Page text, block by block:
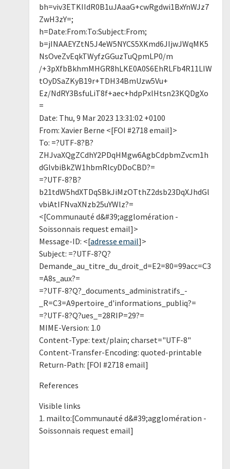
bh=viv3ETKIIdR0B1uJAaaG+cwRgdwi1BxYnWJz7
ZwH3zY=;
h=Date:From:To:Subject:From;
b=jINAAEYZtN5J4eW5NYCS5XKmd6JIjwJWqMK5
NsOveZvEqkTWyfzGGuzTuQpmLP0/m
/+3pXfbBkhmMHGR8hLKE0A0S6EhRLFb4R11LIW
tOyDSaZKyB19r+TDH34BmUzw5Vu+
Ez/NdRY3BsfuLiT8f+aec+hdpPxlHtsn23KQDgXo
=
Date: Thu, 9 Mar 2023 13:31:02 +0100
From: Xavier Berne <[FOI #2718 email]>
To: =?UTF-8?B?
ZHJvaXQgZCdhY2PDqHMgw6AgbCdpbmZvcm1h
dGlvbiBkZW1hbmRlcyDDoCBD?=
=?UTF-8?B?
b21tdW5hdXTDqSBkJiMzOTthZ2dsb23DqXJhdGl
vbiAtIFNvaXNzb25uYWlz?=
<[Communauté d&#39;agglomération -
Soissonnais request email]>
Message-ID: <[adresse email]>
Subject: =?UTF-8?Q?
Demande_au_titre_du_droit_d=E2=80=99acc=C3
=A8s_aux?=
=?UTF-8?Q?_documents_administratifs_-
_R=C3=A9pertoire_d'informations_publiq?=
=?UTF-8?Q?ues_=28RIP=29?=
MIME-Version: 1.0
Content-Type: text/plain; charset="UTF-8"
Content-Transfer-Encoding: quoted-printable
Return-Path: [FOI #2718 email]
References
Visible links
1. mailto:[Communauté d&#39;agglomération -
Soissonnais request email]